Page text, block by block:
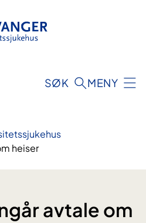
SØK MENY
heiser
avtale om